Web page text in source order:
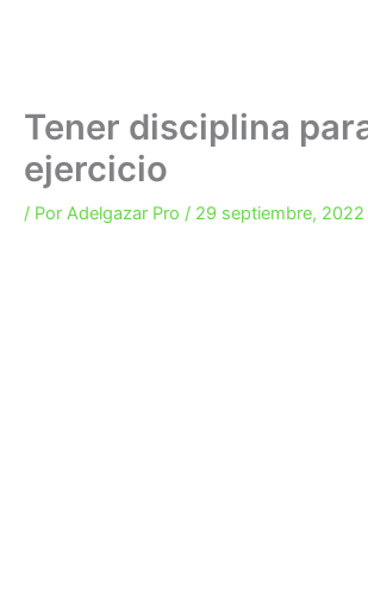
Tener disciplina
ejercicio
/ Por Adelgazar Pro / 29 septiembre, 2022